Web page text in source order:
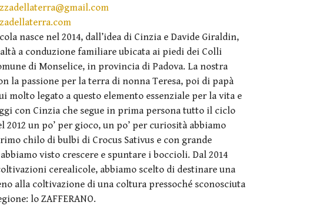
nasce nel 2014, dall’idea di Cinzia e Davide Giraldin,
a conduzione familiare ubicata ai piedi dei Colli
di Monselice, in provincia di Padova. La nostra
la passione per la terra di nonna Teresa, poi di papà
molto legato a questo elemento essenziale per la vita e
con Cinzia che segue in prima persona tutto il ciclo
2012 un po’ per gioco, un po’ per curiosità abbiamo
chilo di bulbi di Crocus Sativus e con grande
visto crescere e spuntare i boccioli. Dal 2014
cerealicole, abbiamo scelto di destinare una
alla coltivazione di una coltura pressoché sconosciuta
lo ZAFFERANO.